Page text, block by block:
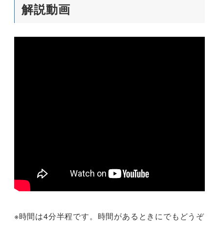
解説動画
※時間は4分半程です。時間があるときにでもどうぞ